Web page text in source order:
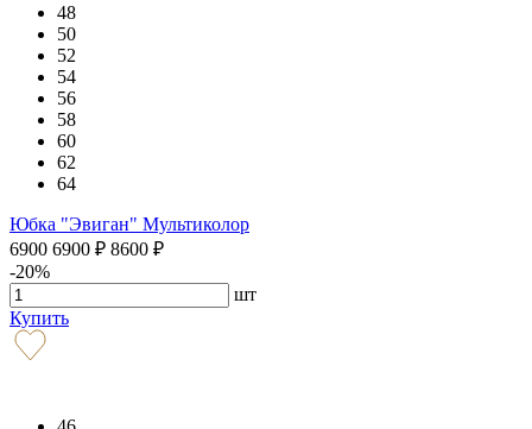
48
50
52
54
56
58
60
62
64
Юбка "Эвиган" Мультиколор
6900 6900 ₽ 8600 ₽
-20%
шт
Купить